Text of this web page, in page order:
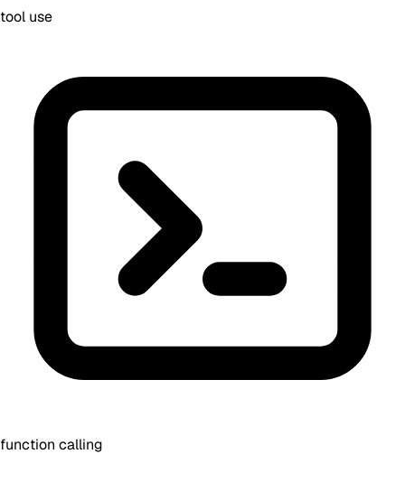
tool use
function calling